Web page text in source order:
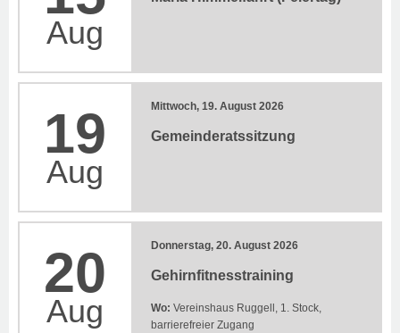
Aug
19
Aug
Mittwoch, 19. August 2026
Gemeinderatssitzung
20
Aug
Donnerstag, 20. August 2026
Gehirnfitnesstraining
Wo: Vereinshaus Ruggell, 1. Stock,
barrierefreier Zugang